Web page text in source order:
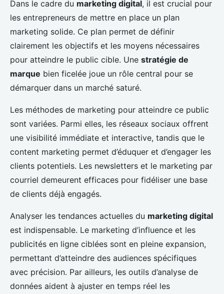
Dans le cadre du marketing digital, il est crucial pour
les entrepreneurs de mettre en place un plan
marketing solide. Ce plan permet de définir
clairement les objectifs et les moyens nécessaires
pour atteindre le public cible. Une stratégie de
marque bien ficelée joue un rôle central pour se
démarquer dans un marché saturé.
Les méthodes de marketing pour atteindre ce public
sont variées. Parmi elles, les réseaux sociaux offrent
une visibilité immédiate et interactive, tandis que le
content marketing permet d’éduquer et d’engager les
clients potentiels. Les newsletters et le marketing par
courriel demeurent efficaces pour fidéliser une base
de clients déjà engagés.
Analyser les tendances actuelles du marketing digital
est indispensable. Le marketing d’influence et les
publicités en ligne ciblées sont en pleine expansion,
permettant d’atteindre des audiences spécifiques
avec précision. Par ailleurs, les outils d’analyse de
données aident à ajuster en temps réel les